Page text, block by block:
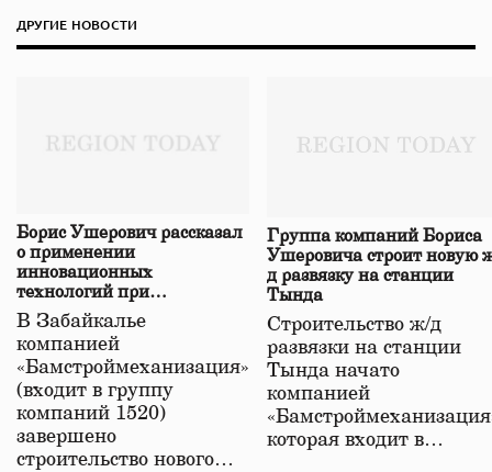
ДРУГИЕ НОВОСТИ
Борис Ушерович рассказал
о применении
инновационных
технологий при
строительстве нового моста
в Забайкалье
В Забайкалье
компанией
«Бамстроймеханизация»
(входит в группу
компаний 1520)
завершено
строительство нового…
Группа компаний Бориса
Ушеровича строит новую
д развязку на станции
Тында
Строительство ж/д
развязки на станции
Тында начато
компанией
которая входит в…